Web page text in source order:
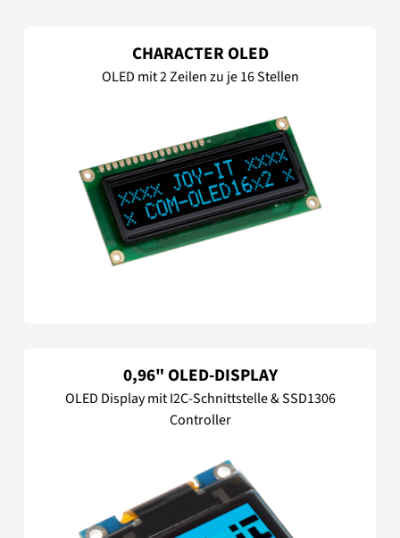
CHARACTER OLED
OLED mit 2 Zeilen zu je 16 Stellen
0,96" OLED-DISPLAY
OLED Display mit I2C-Schnittstelle & SSD1306
Controller